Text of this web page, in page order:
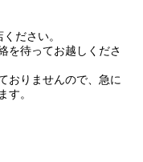
ださい。
を待ってお越しくださ
りませんので、急に
す。